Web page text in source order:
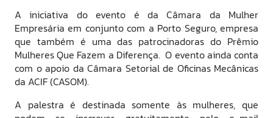
A iniciativa do evento é da Câmara da Mulher
Empresária em conjunto com a Porto Seguro, empresa
que também é uma das patrocinadoras do Prêmio
Mulheres Que Fazem a Diferença. O evento ainda conta
com o apoio da Câmara Setorial de Oficinas Mecânicas
da ACIF (CASOM).
A palestra é destinada somente às mulheres, que